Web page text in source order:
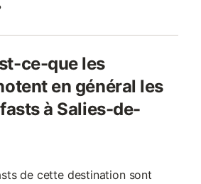
ce-que les
en général les
à Salies-de-
de cette destination sont